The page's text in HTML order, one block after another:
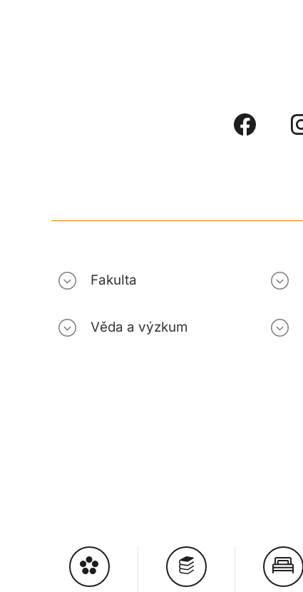
Fakulta
Věda a výzkum